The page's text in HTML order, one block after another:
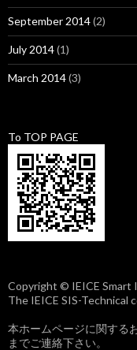
September 2014(2)
July 2014(1)
March 2014(3)
To TOP PAGE
Copyright © IEICE Smart
The IEICE SIS-Technical
本ホームページに関する
までご連絡下さい。